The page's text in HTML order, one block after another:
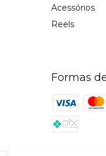
Acessórios
Reels
Formas